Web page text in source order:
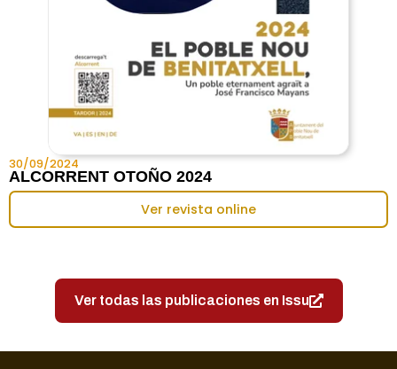
30/09/2024
ALCORRENT OTOÑO 2024
Ver revista online
Ver todas las publicaciones en Issu